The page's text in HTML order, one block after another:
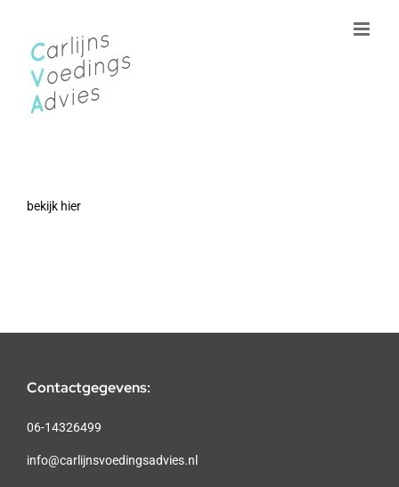
inhoud
bekijk hier
Contactgegevens:
06-14326499
info@carlijnsvoedingsadvies.nl